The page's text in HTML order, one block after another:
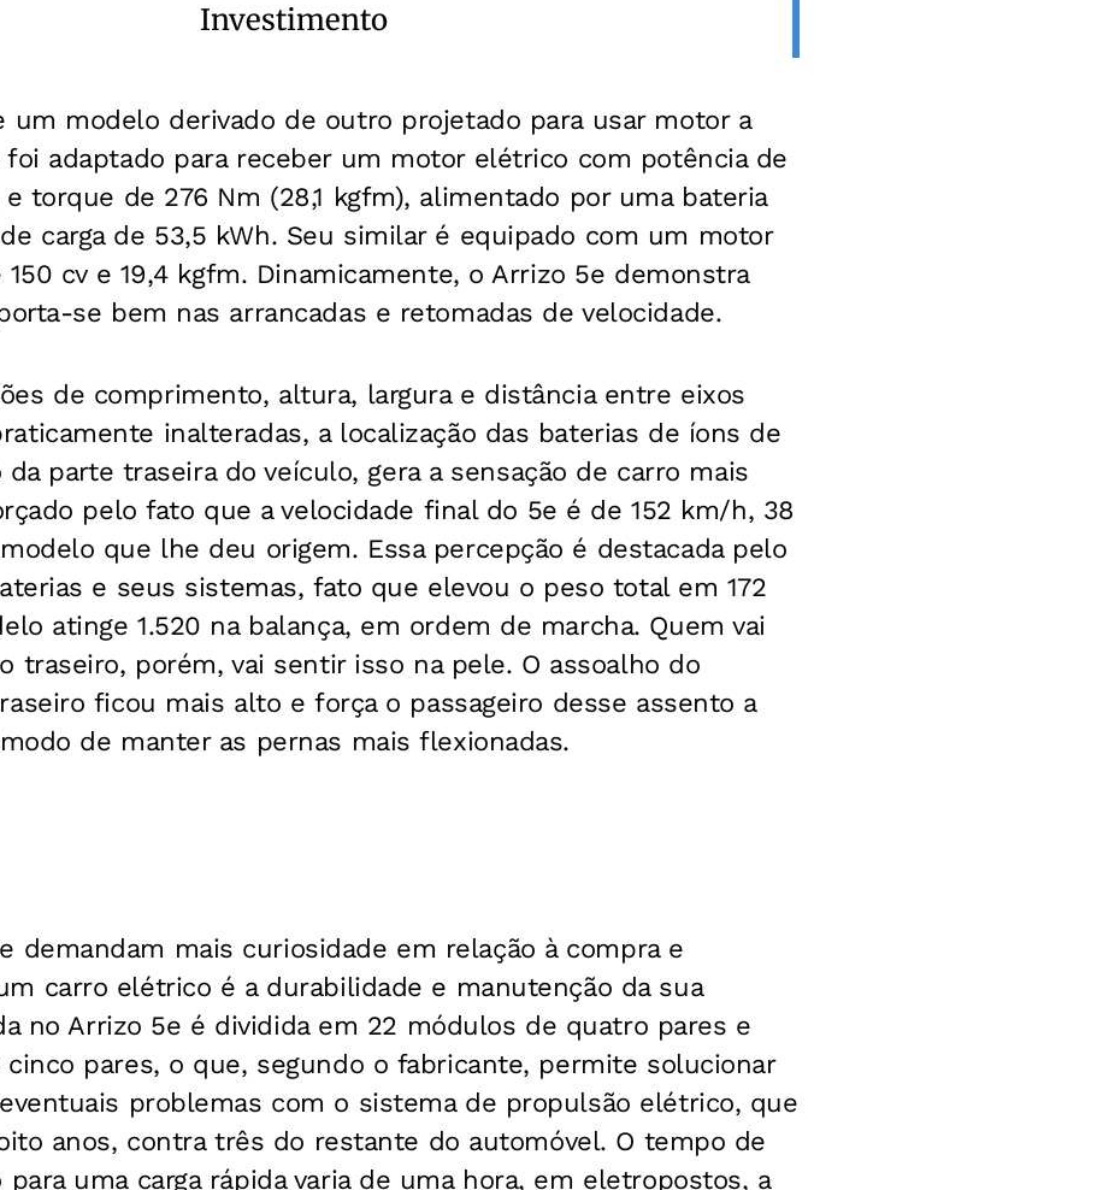
Investimento
um modelo derivado de outro projetado para usar motor a
adaptado para receber um motor elétrico com potência de
e torque de 276 Nm (28,1 kgfm), alimentado por uma bateria
carga de 53,5 kWh. Seu similar é equipado com um motor
cv e 19,4 kgfm. Dinamicamente, o Arrizo 5e demonstra
se bem nas arrancadas e retomadas de velocidade.
de comprimento, altura, largura e distância entre eixos
inalteradas, a localização das baterias de íons de
parte traseira do veículo, gera a sensação de carro mais
pelo fato que a velocidade final do 5e é de 152 km/h, 38
que lhe deu origem. Essa percepção é destacada pelo
e seus sistemas, fato que elevou o peso total em 172
atinge 1.520 na balança, em ordem de marcha. Quem vai
traseiro, porém, vai sentir isso na pele. O assoalho do
ficou mais alto e força o passageiro desse assento a
de manter as pernas mais flexionadas.
demandam mais curiosidade em relação à compra e
carro elétrico é a durabilidade e manutenção da sua
no Arrizo 5e é dividida em 22 módulos de quatro pares e
pares, o que, segundo o fabricante, permite solucionar
problemas com o sistema de propulsão elétrico, que
anos, contra três do restante do automóvel. O tempo de
para uma carga rápida varia de uma hora, em eletropostos, a